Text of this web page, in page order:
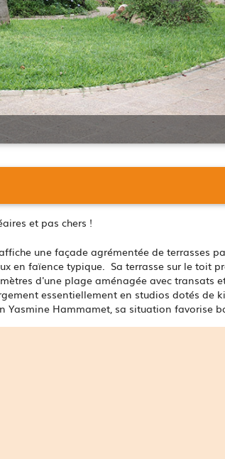
et pas chers !
une façade agrémentée de terrasses
en faïence typique. Sa terrasse sur le
d'une plage aménagée avec
essentiellement en studios dotés de
Hammamet, sa situation favorise